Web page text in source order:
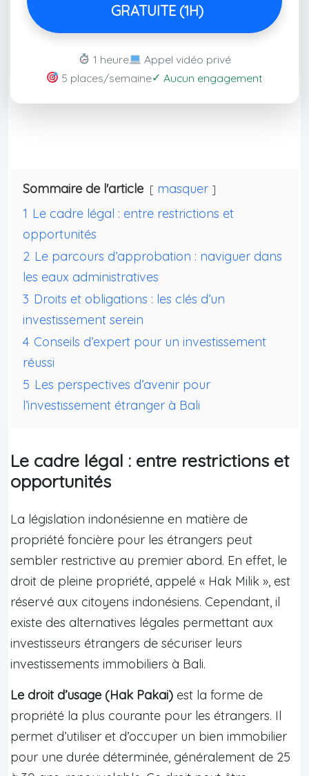
GRATUITE (1H)
1 heure
Appel vidéo privé
5 places/semaine✓ Aucun engagement
Sommaire de l'article
masquer
1 Le cadre légal : entre restrictions et
opportunités
2 Le parcours d’approbation : naviguer dans
les eaux administratives
3 Droits et obligations : les clés d’un
investissement serein
4 Conseils d’expert pour un investissement
réussi
5 Les perspectives d’avenir pour
l’investissement étranger à Bali
Le cadre légal : entre restrictions et
opportunités
La législation indonésienne en matière de
propriété foncière pour les étrangers peut
sembler restrictive au premier abord. En effet, le
droit de pleine propriété, appelé « Hak Milik », est
réservé aux citoyens indonésiens. Cependant, il
existe des alternatives légales permettant aux
investisseurs étrangers de sécuriser leurs
investissements immobiliers à Bali.
Le droit d’usage (Hak Pakai) est la forme de
propriété la plus courante pour les étrangers. Il
permet d’utiliser et d’occuper un bien immobilier
pour une durée déterminée, généralement de 25